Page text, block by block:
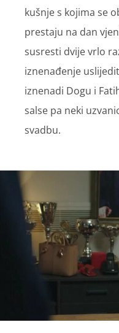
kušnje s kojima se
prestaju na dan
susresti dvije vrlo
iznenađenje
iznenadi Dogu i
salse pa neki
svadbu.